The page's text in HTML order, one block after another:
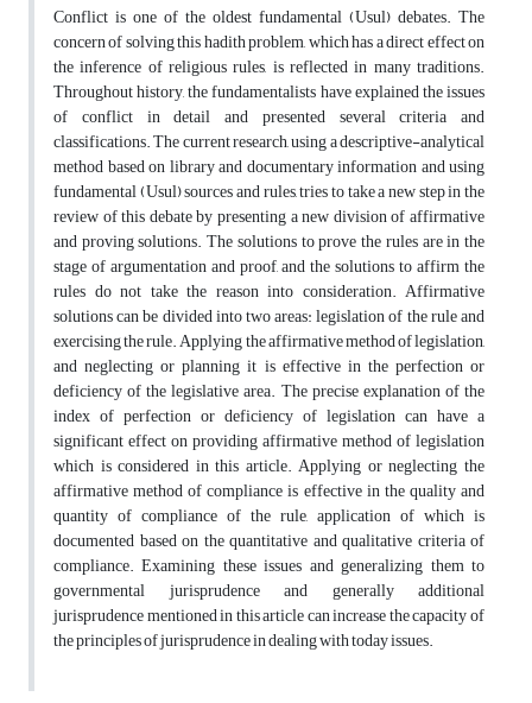
Conflict is one of the oldest fundamental (Usul) debates. The
concern of solving this hadith problem, which has a direct effect on
the inference of religious rules, is reflected in many traditions.
Throughout history, the fundamentalists have explained the issues
of conflict in detail and presented several criteria and
classifications. The current research, using a descriptive-analytical
method based on library and documentary information and using
fundamental (Usul) sources and rules, tries to take a new step in the
review of this debate by presenting a new division of affirmative
and proving solutions. The solutions to prove the rules are in the
stage of argumentation and proof, and the solutions to affirm the
rules do not take the reason into consideration. Affirmative
solutions can be divided into two areas: legislation of the rule and
exercising the rule. Applying the affirmative method of legislation,
and neglecting or planning it is effective in the perfection or
deficiency of the legislative area. The precise explanation of the
index of perfection or deficiency of legislation can have a
significant effect on providing affirmative method of legislation
which is considered in this article. Applying or neglecting the
affirmative method of compliance is effective in the quality and
quantity of compliance of the rule, application of which is
documented based on the quantitative and qualitative criteria of
compliance. Examining these issues and generalizing them to
governmental jurisprudence and generally additional
jurisprudence mentioned in this article can increase the capacity of
the principles of jurisprudence in dealing with today issues.